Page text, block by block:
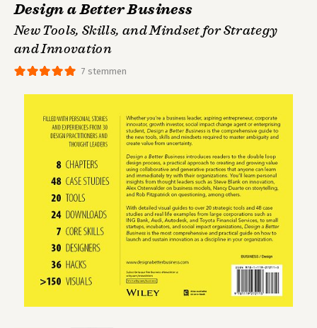
7 stemmen
Design a Better Business
New Tools, Skills, and Mindset for Strategy
and Innovation